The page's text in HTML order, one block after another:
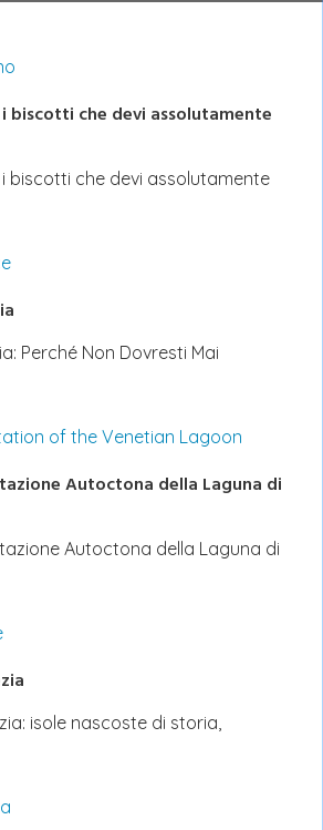
biscotti che devi assolutamente
biscotti che devi assolutamente
Perché Non Dovresti Mai
Autoctona della Laguna di
Autoctona della Laguna di
isole nascoste di storia,